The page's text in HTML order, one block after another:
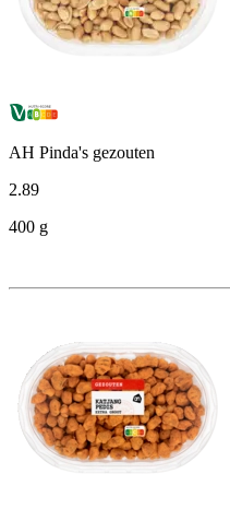
AH Pinda's gezouten
2.89
400 g